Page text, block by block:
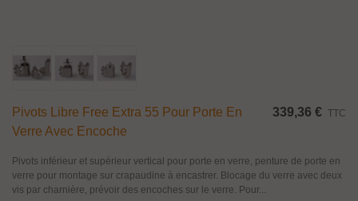
Pivots Libre Free Extra 55 Pour Porte En
Verre Avec Encoche
339,36 € TTC
Pivots inférieur et supérieur vertical pour porte en verre, penture de porte en
verre pour montage sur crapaudine à encastrer. Blocage du verre avec deux
vis par charnière, prévoir des encoches sur le verre. Pour...